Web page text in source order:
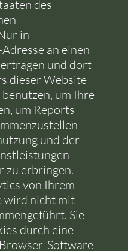
des
in
an einen
und dort
dieser Website
um Ihre
um Reports
und der
zu erbringen.
von Ihrem
wird nicht mit
Sie
durch eine
Software